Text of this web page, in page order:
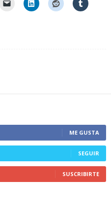
ME GUSTA
SEGUIR
SUSCRIBIRTE